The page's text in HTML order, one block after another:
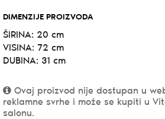
DIMENZIJE PROIZVODA
ŠIRINA: 20 cm
VISINA: 72 cm
DUBINA: 31 cm
Ovaj proizvod nije dostupan u
reklamne svrhe i može se kupiti u
salonu.